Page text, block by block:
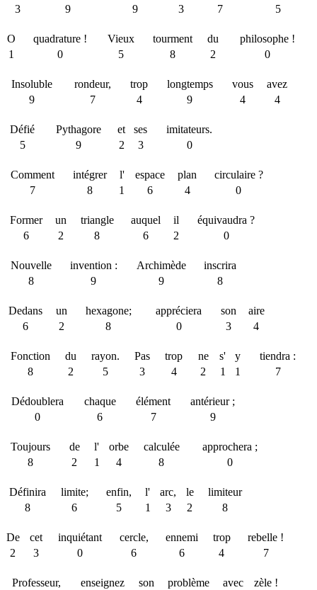
3
9 9 3 7 5
O quadrature ! Vieux tourment du
philosophe !
1
0 5 8 2 0
Insoluble rondeur, trop longtemps vous
avez
9
7 4 9 4 4
Défié Pythagore et ses
imitateurs.
5
9 2 3 0
Comment intégrer l' espace plan
circulaire ?
7
8 1 6 4 0
Former un triangle auquel il
équivaudra ?
6
2 8 6 2 0
Nouvelle invention : Archimède
inscrira
8
9 9 8
Dedans un hexagone; appréciera son
aire
6
2 8 0 3 4
Fonction du rayon. Pas trop ne s' y
tiendra :
8
2 5 3 4 2 1 1 7
Dédoublera chaque élément
antérieur ;
0
6 7 9
Toujours de l' orbe calculée
approchera ;
8
2 1 4 8 0
Définira limite; enfin, l' arc, le
limiteur
8
6 5 1 3 2 8
De cet inquiétant cercle, ennemi trop
rebelle !
2
3 0 6 6 4 7
Professeur, enseignez son problème avec
zèle !